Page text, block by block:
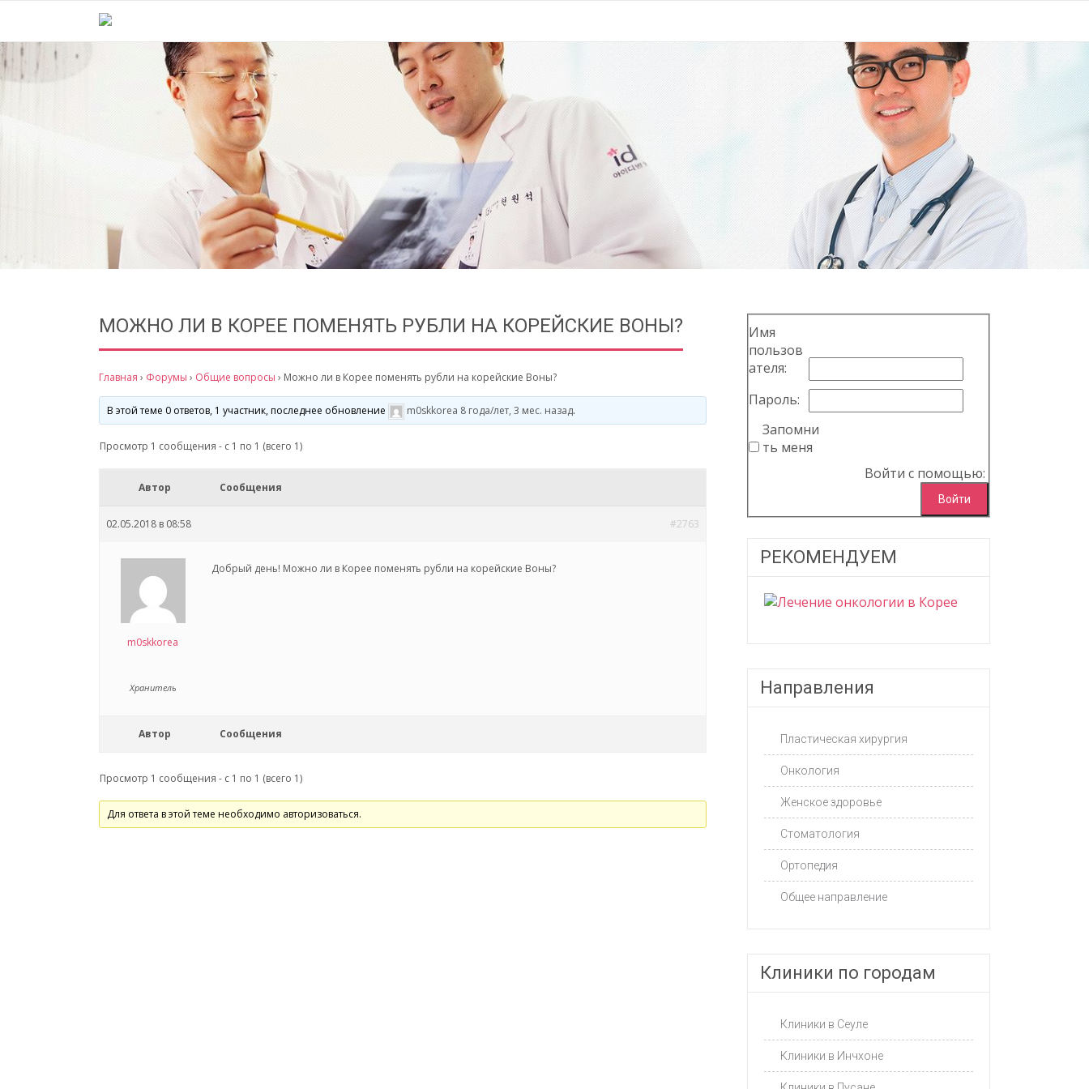
МОЖНО ЛИ В КОРЕЕ ПОМЕНЯТЬ РУБЛИ НА КОРЕЙСКИЕ ВОНЫ?
Главная › Форумы › Общие вопросы › Можно ли в Корее поменять рубли на корейские Воны?
В этой теме 0 ответов, 1 участник, последнее обновление m0skkorea 8 года/лет, 3 мес. назад.
Просмотр 1 сообщения - с 1 по 1 (всего 1)
Автор Сообщения
02.05.2018 в 08:58 #2763
m0skkorea
Хранитель
Добрый день! Можно ли в Корее поменять рубли на корейские Воны?
Автор Сообщения
Просмотр 1 сообщения - с 1 по 1 (всего 1)
Для ответа в этой теме необходимо авторизоваться.
Имя
пользов
ателя:
Пароль:
Запомни
ть меня
Войти с помощью:
Войти
РЕКОМЕНДУЕМ
Направления
Пластическая хирургия
Онкология
Женское здоровье
Стоматология
Ортопедия
Общее направление
Клиники по городам
Клиники в Сеуле
Клиники в Инчхоне